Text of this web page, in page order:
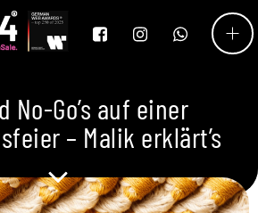
No-Go’s auf einer
– Malik erklärt’s